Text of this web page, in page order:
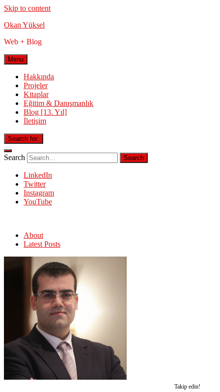
Skip to content
Okan Yüksel
Web + Blog
Menu
Hakkında
Projeler
Kitaplar
Eğitim & Danışmanlık
Blog [13. Yıl]
İletişim
Search for:
Search
LinkedIn
Twitter
Instagram
YouTube
About
Latest Posts
Takip edin!